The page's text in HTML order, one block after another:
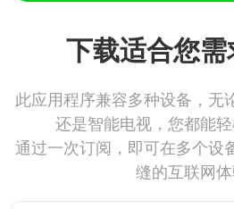
下载适合您
此应用程序兼容多种设备，无
还是智能电视，您都能轻
通过一次订阅，即可在多个设
缝的互联网体